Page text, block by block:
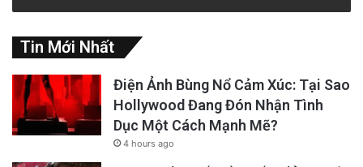
Tin Mới Nhất
Điện Ảnh Bùng Nổ Cảm Xúc: Tại Sao
Hollywood Đang Đón Nhận Tình
Dục Một Cách Mạnh Mẽ?
4 hours ago